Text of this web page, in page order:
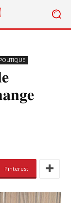
POLITIQUE
Pinterest